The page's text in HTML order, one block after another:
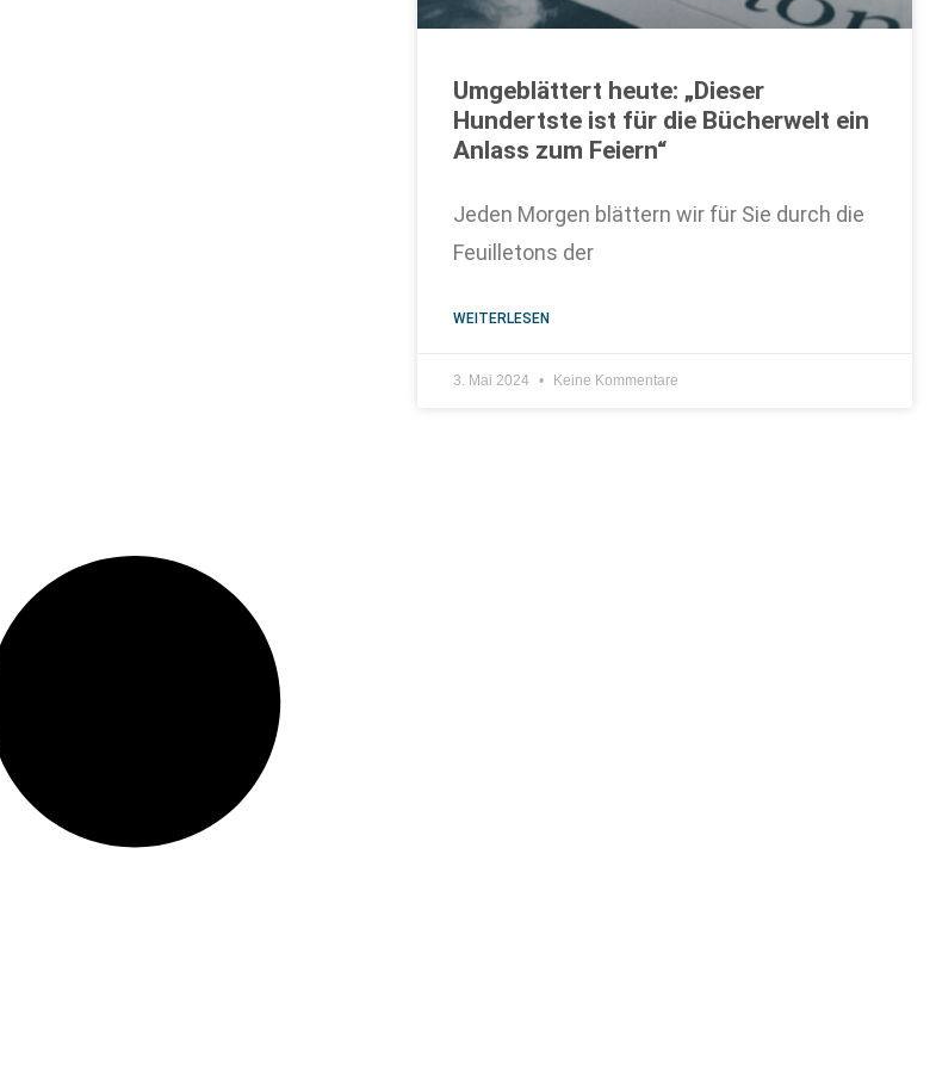
Umgeblättert heute: „Dieser
Hundertste ist für die Bücherwelt ein
Anlass zum Feiern“
Jeden Morgen blättern wir für Sie durch die
Feuilletons der
WEITERLESEN
3. Mai 2024 Keine Kommentare